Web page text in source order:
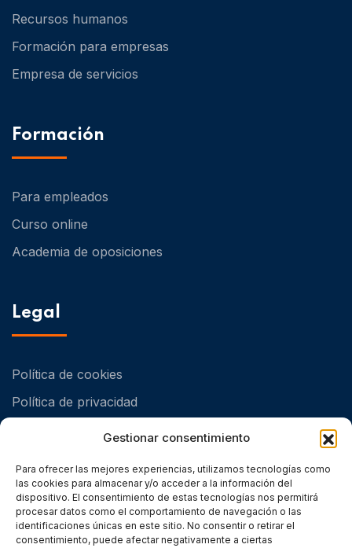
Gestionar consentimiento
Para ofrecer las mejores experiencias, utilizamos tecnologías como
las cookies para almacenar y/o acceder a la información del
dispositivo. El consentimiento de estas tecnologías nos permitirá
procesar datos como el comportamiento de navegación o las
identificaciones únicas en este sitio. No consentir o retirar el
consentimiento, puede afectar negativamente a ciertas
Recursos humanos
Formación para empresas
Empresa de servicios
Formación
Para empleados
Curso online
Academia de oposiciones
Legal
Política de cookies
Política de privacidad